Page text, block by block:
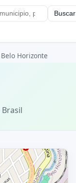
Buscar
Belo Horizonte